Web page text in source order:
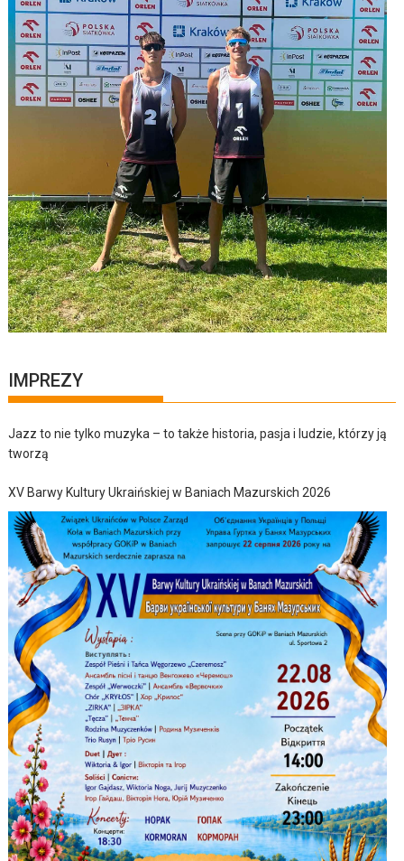
IMPREZY
Jazz to nie tylko muzyka – to także historia, pasja i ludzie, którzy ją
tworzą
XV Barwy Kultury Ukraińskiej w Baniach Mazurskich 2026